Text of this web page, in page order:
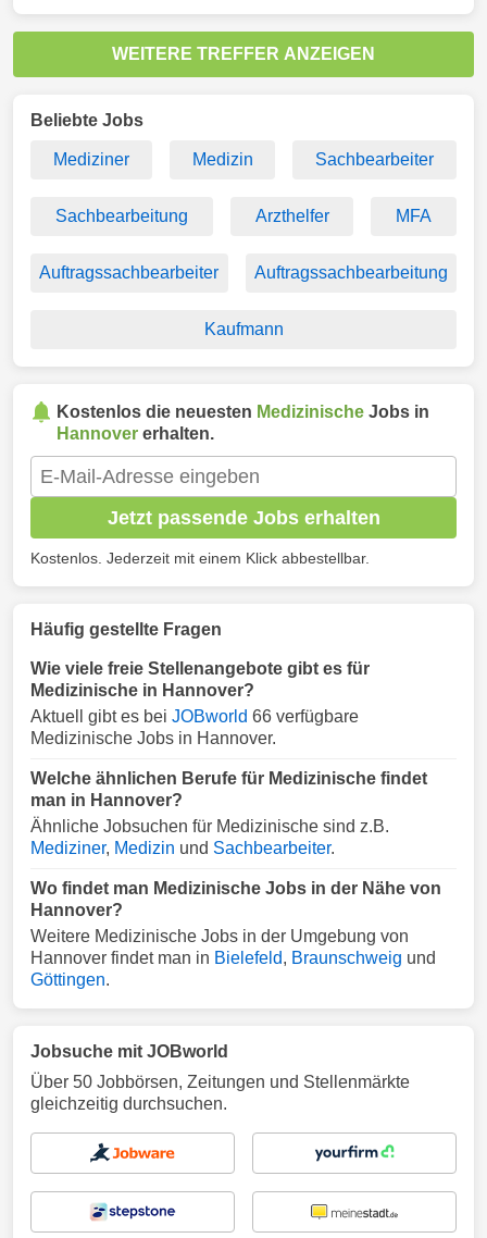
WEITERE TREFFER ANZEIGEN
Beliebte Jobs
Mediziner Medizin Sachbearbeiter
Sachbearbeitung Arzthelfer MFA
Auftragssachbearbeiter Auftragssachbearbeitung
Kaufmann
Kostenlos die neuesten Medizinische Jobs in
Hannover erhalten.
Jetzt passende Jobs erhalten
Kostenlos. Jederzeit mit einem Klick abbestellbar.
Häufig gestellte Fragen
Wie viele freie Stellenangebote gibt es für
Medizinische in Hannover?
Aktuell gibt es bei JOBworld 66 verfügbare
Medizinische Jobs in Hannover.
Welche ähnlichen Berufe für Medizinische findet
man in Hannover?
Ähnliche Jobsuchen für Medizinische sind z.B.
Mediziner, Medizin und Sachbearbeiter.
Wo findet man Medizinische Jobs in der Nähe von
Hannover?
Weitere Medizinische Jobs in der Umgebung von
Hannover findet man in Bielefeld, Braunschweig und
Göttingen.
Jobsuche mit JOBworld
Über 50 Jobbörsen, Zeitungen und Stellenmärkte
gleichzeitig durchsuchen.